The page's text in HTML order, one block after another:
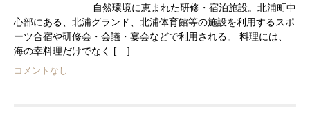
自然環境に恵まれた研修・宿泊施設。北浦町中
心部にある、北浦グランド、北浦体育館等の施設を利用するスポ
ーツ合宿や研修会・会議・宴会などで利用される。 料理には、
海の幸料理だけでなく […]
コメントなし